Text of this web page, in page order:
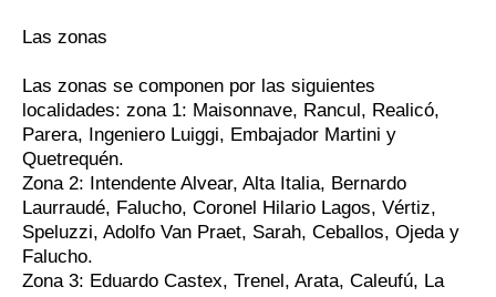
Las zonas
Las zonas se componen por las siguientes
localidades: zona 1: Maisonnave, Rancul, Realicó,
Parera, Ingeniero Luiggi, Embajador Martini y
Quetrequén.
Zona 2: Intendente Alvear, Alta Italia, Bernardo
Laurraudé, Falucho, Coronel Hilario Lagos, Vértiz,
Speluzzi, Adolfo Van Praet, Sarah, Ceballos, Ojeda y
Falucho.
Zona 3: Eduardo Castex, Trenel, Arata, Caleufú, La